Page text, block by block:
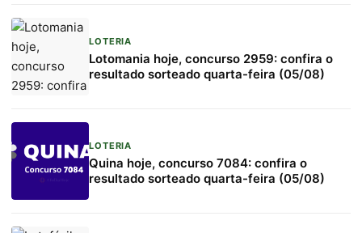
LOTERIA
Lotomania hoje, concurso 2959: confira o
resultado sorteado quarta-feira (05/08)
LOTERIA
Quina hoje, concurso 7084: confira o
resultado sorteado quarta-feira (05/08)